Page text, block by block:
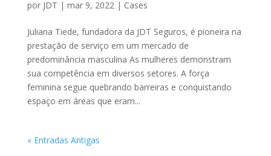
por JDT | mar 9, 2022| Cases
Juliana Tiede, fundadora da JDT Seguros, é pioneira na
prestação de serviço em um mercado de
predominância masculina As mulheres demonstram
sua competência em diversos setores. A força
feminina segue quebrando barreiras e conquistando
espaço em áreas que eram...
« Entradas Antigas